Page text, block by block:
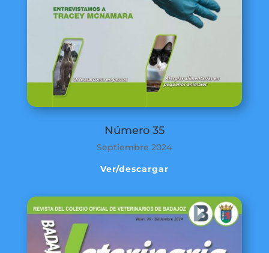
Número 35
Septiembre 2024
Ver/descargar